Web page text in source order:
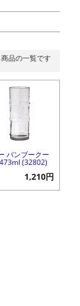
品の一覧です
バンブークー
(32802)
1,210円